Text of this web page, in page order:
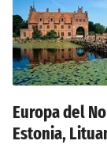
Europa del
Estonia,